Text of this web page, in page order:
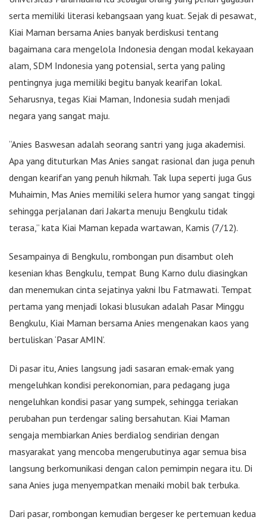
serta memiliki literasi kebangsaan yang kuat. Sejak di pesawat,
Kiai Maman bersama Anies banyak berdiskusi tentang
bagaimana cara mengelola Indonesia dengan modal kekayaan
alam, SDM Indonesia yang potensial, serta yang paling
pentingnya juga memiliki begitu banyak kearifan lokal.
Seharusnya, tegas Kiai Maman, Indonesia sudah menjadi
negara yang sangat maju.
“Anies Baswesan adalah seorang santri yang juga akademisi.
Apa yang dituturkan Mas Anies sangat rasional dan juga penuh
dengan kearifan yang penuh hikmah. Tak lupa seperti juga Gus
Muhaimin, Mas Anies memiliki selera humor yang sangat tinggi
sehingga perjalanan dari Jakarta menuju Bengkulu tidak
terasa,” kata Kiai Maman kepada wartawan, Kamis (7/12).
Sesampainya di Bengkulu, rombongan pun disambut oleh
kesenian khas Bengkulu, tempat Bung Karno dulu diasingkan
dan menemukan cinta sejatinya yakni Ibu Fatmawati. Tempat
pertama yang menjadi lokasi blusukan adalah Pasar Minggu
Bengkulu, Kiai Maman bersama Anies mengenakan kaos yang
bertuliskan ‘Pasar AMIN’.
Di pasar itu, Anies langsung jadi sasaran emak-emak yang
mengeluhkan kondisi perekonomian, para pedagang juga
nengeluhkan kondisi pasar yang sumpek, sehingga teriakan
perubahan pun terdengar saling bersahutan. Kiai Maman
sengaja membiarkan Anies berdialog sendirian dengan
masyarakat yang mencoba mengerubutinya agar semua bisa
langsung berkomunikasi dengan calon pemimpin negara itu. Di
sana Anies juga menyempatkan menaiki mobil bak terbuka.
Dari pasar, rombongan kemudian bergeser ke pertemuan kedua